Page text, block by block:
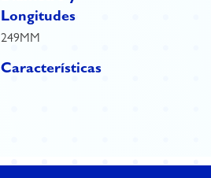
Longitudes
249MM
Características